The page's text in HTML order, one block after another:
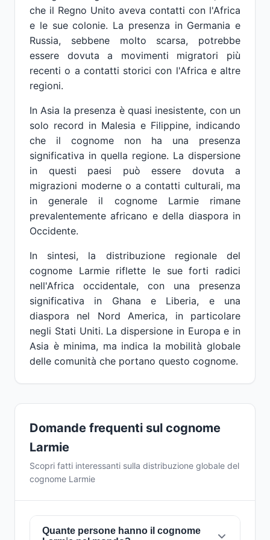
che il Regno Unito aveva contatti con l'Africa
e le sue colonie. La presenza in Germania e
Russia, sebbene molto scarsa, potrebbe
essere dovuta a movimenti migratori più
recenti o a contatti storici con l'Africa e altre
regioni.
In Asia la presenza è quasi inesistente, con un
solo record in Malesia e Filippine, indicando
che il cognome non ha una presenza
significativa in quella regione. La dispersione
in questi paesi può essere dovuta a
migrazioni moderne o a contatti culturali, ma
in generale il cognome Larmie rimane
prevalentemente africano e della diaspora in
Occidente.
In sintesi, la distribuzione regionale del
cognome Larmie riflette le sue forti radici
nell'Africa occidentale, con una presenza
significativa in Ghana e Liberia, e una
diaspora nel Nord America, in particolare
negli Stati Uniti. La dispersione in Europa e in
Asia è minima, ma indica la mobilità globale
delle comunità che portano questo cognome.
Domande frequenti sul cognome
Larmie
Scopri fatti interessanti sulla distribuzione globale del
cognome Larmie
Quante persone hanno il cognome